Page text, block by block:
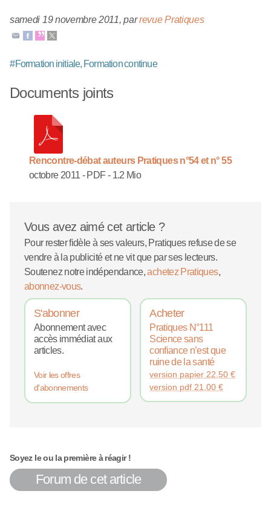
samedi 19 novembre 2011,parrevue Pratiques
#Formation initiale, Formation continue
Documents joints
Rencontre-débat auteurs Pratiques n°54 et n° 55
octobre 2011 - PDF- 1.2 Mio
Vous avez aimé cet article ?
Pour rester fidèle à ses valeurs, Pratiques refuse de se
vendre à la publicité et ne vit que par ses lecteurs.
Soutenez notre indépendance,achetez Pratiques,
abonnez-vous.
S'abonner
Abonnement avec
accès immédiat aux
articles.
Voir les offres
d'abonnements
Acheter
Pratiques N°111
Science sans
confiance n’est que
ruine de la santé
version papier 22,50€
version pdf 21,00€
Soyez le ou la première à réagir !
Forum de cet article